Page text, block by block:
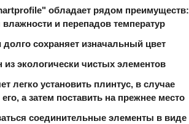
profile" обладает рядом преимуществ:
и перепадов температур
долго сохраняет изначальный цвет
из экологически чистых элементов
легко установить плинтус, в случае
а затем поставить на прежнее место
соединительные элементы в виде